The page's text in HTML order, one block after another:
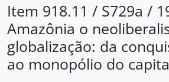
Item 918.11 / S729a /
Amazônia o
globalização: da
ao monopólio do